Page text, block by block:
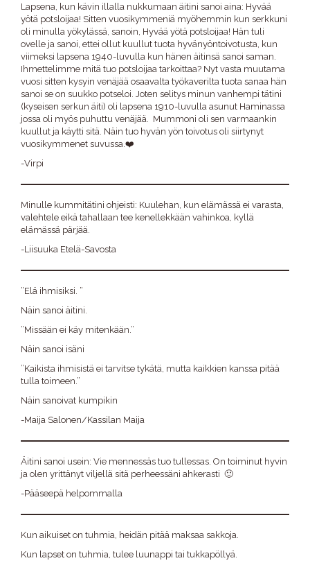
Lapsena, kun kävin illalla nukkumaan äitini sanoi aina: Hyvää
yötä potsloijaa! Sitten vuosikymmeniä myöhemmin kun serkkuni
oli minulla yökylässä, sanoin, Hyvää yötä potsloijaa! Hän tuli
ovelle ja sanoi, ettei ollut kuullut tuota hyvänyöntoivotusta, kun
viimeksi lapsena 1940-luvulla kun hänen äitinsä sanoi saman.
Ihmettelimme mitä tuo potsloijaa tarkoittaa? Nyt vasta muutama
vuosi sitten kysyin venäjää osaavalta työkaverilta tuota sanaa hän
sanoi se on suukko potseloi. Joten selitys minun vanhempi tätini
(kyseisen serkun äiti) oli lapsena 1910-luvulla asunut Haminassa
jossa oli myös puhuttu venäjää. Mummoni oli sen varmaankin
kuullut ja käytti sitä. Näin tuo hyvän yön toivotus oli siirtynyt
vuosikymmenet suvussa.❤️
-Virpi
Minulle kummitätini ohjeisti: Kuulehan, kun elämässä ei varasta,
valehtele eikä tahallaan tee kenellekkään vahinkoa, kyllä
elämässä pärjää.
-Liisuuka Etelä-Savosta
”Elä ihmisiksi. ”
Näin sanoi äitini.
”Missään ei käy mitenkään.”
Näin sanoi isäni
”Kaikista ihmisistä ei tarvitse tykätä, mutta kaikkien kanssa pitää
tulla toimeen.”
Näin sanoivat kumpikin
-Maija Salonen/Kassilan Maija
Äitini sanoi usein: Vie mennessäs tuo tullessas. On toiminut hyvin
ja olen yrittänyt viljellä sitä perheessäni ahkerasti 🙂
-Pääseepä helpommalla
Kun aikuiset on tuhmia, heidän pitää maksaa sakkoja.
Kun lapset on tuhmia, tulee luunappi tai tukkapöllyä.